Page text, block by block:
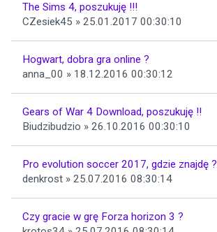
The Sims 4, poszukuję !!!
CZesiek45 » 25.01.2017 00:30:10
Hogwart, dobra gra online ?
anna_00 » 18.12.2016 00:30:12
Gears of War 4 Download, poszukuję !!
Biudzibudzio » 26.10.2016 00:30:10
Pro evolution soccer 2017, gdzie znajdę ?
denkrost » 25.07.2016 08:30:14
Czy gracie w grę Forza horizon 3 ?